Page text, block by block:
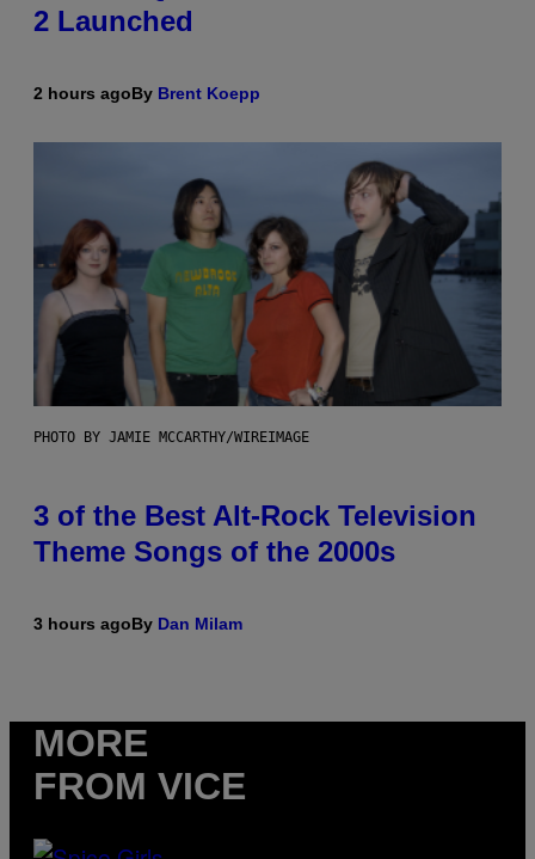
2 Launched
2 hours agoBy Brent Koepp
PHOTO BY JAMIE MCCARTHY/WIREIMAGE
3 of the Best Alt-Rock Television
Theme Songs of the 2000s
3 hours agoBy Dan Milam
MORE
FROM VICE